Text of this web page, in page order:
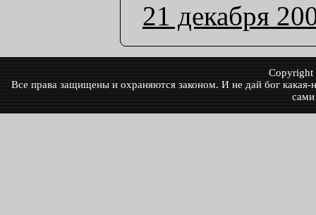
21 декабря
Все права защищены и охраняются законом. И не дай бог какая-
сами